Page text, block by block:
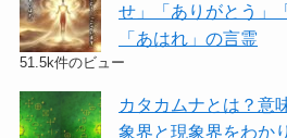
せ」「ありがとう」
「あはれ」の言霊
51.5k件のビュー
カタカムナとは？意
象界と現象界をわか